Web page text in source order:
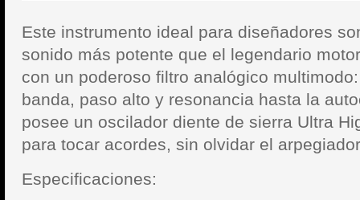
Este instrumento ideal para diseñadores
sonido más potente que el legendario
con un poderoso filtro analógico
banda, paso alto y resonancia hasta la
posee un oscilador diente de sierra Ultra
para tocar acordes, sin olvidar el
Especificaciones: